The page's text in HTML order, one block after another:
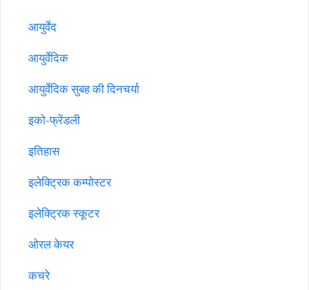
आयुर्वेद
आयुर्वेदिक
आयुर्वेदिक सुबह की दिनचर्या
इको-फ्रेंडली
इतिहास
इलेक्ट्रिक कम्पोस्टर
इलेक्ट्रिक स्कूटर
ओरल केयर
कचरे